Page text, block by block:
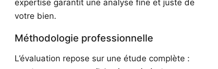
expertise garantit une analyse fine et juste de
votre bien.
Méthodologie professionnelle
L’évaluation repose sur une étude complète :